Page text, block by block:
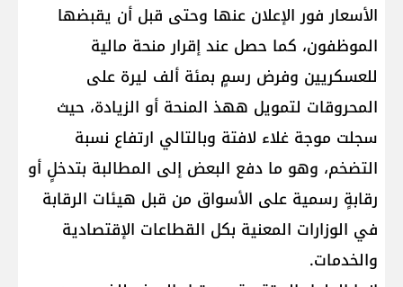
الأسعار فور الإعلان عنها وحتى قبل أن يقبضها
الموظفون، كما حصل عند إقرار منحة مالية
للعسكريين وفرض رسمٍ بمئة ألف ليرة على
المحروقات لتمويل ههذ المنحة أو الزيادة، حيث
سجلت موجة غلاء لافتة وبالتالي ارتفاع نسبة
التضخم، وهو ما دفع البعض إلى المطالبة بتدخلٍ أو
رقابةٍ رسمية على الأسواق من قبل هيئات الرقابة
في الوزارات المعنية بكل القطاعات الإقتصادية
والخدمات.